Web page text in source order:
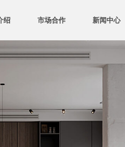
绍 市场合作 新闻中心